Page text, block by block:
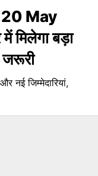
May
मिलेगा बड़ा
जरूरी
नई जिम्मेदारियां,